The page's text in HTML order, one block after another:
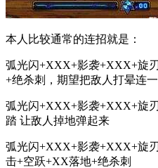
本人比较通常的连招就是：
弧光闪+XXX+影袭+XXX+旋
+绝杀刺，期望把敌人打晕连
弧光闪+XXX+影袭+XXX+旋
踏 让敌人掉地弹起来
弧光闪+XXX+影袭+XXX+旋
击+空跃+XX落地+绝杀刺